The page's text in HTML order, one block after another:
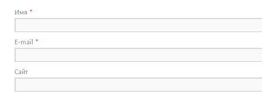
Имя *
E-mail *
Сайт